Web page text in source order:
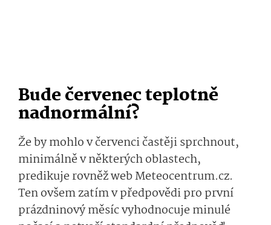
Bude červenec teplotně
nadnormální?
Že by mohlo v červenci častěji sprchnout,
minimálně v některých oblastech,
predikuje rovněž web Meteocentrum.cz.
Ten ovšem zatím v předpovědi pro první
prázdninový měsíc vyhodnocuje minulé